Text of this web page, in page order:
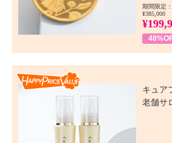
期間限定
¥385,000
キュア
老舗サ